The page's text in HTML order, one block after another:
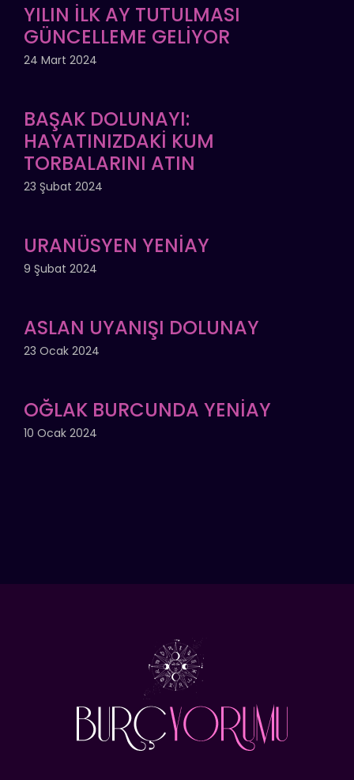
YILIN İLK AY TUTULMASI
GÜNCELLEME GELİYOR
24 Mart 2024
BAŞAK DOLUNAYI:
HAYATINIZDAKİ KUM
TORBALARINI ATIN
23 Şubat 2024
URANÜSYEN YENİAY
9 Şubat 2024
ASLAN UYANIŞI DOLUNAY
23 Ocak 2024
OĞLAK BURCUNDA YENİAY
10 Ocak 2024